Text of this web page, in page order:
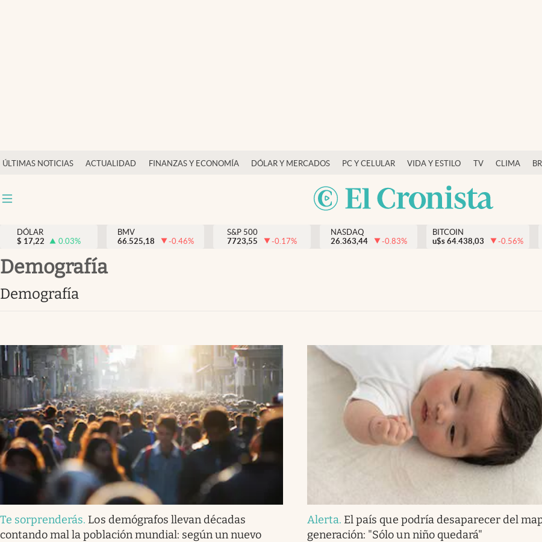
ÚLTIMAS NOTICIAS ACTUALIDAD FINANZAS Y ECONOMÍA DÓLAR Y MERCADOS PC Y CELULAR VIDA Y ESTILO TV CLIMA
Opinión
Vida y estilo
Clima
Espiritualidad
abre en nueva pestaña
DÓLAR
$ 17,22 0.03%
BMV
66.525,18
-0.46%
S&P 500
7723,55
-0.17%
NASDAQ
26.363,44
-0.83%
BITCOIN
u$s 64.438,03 -0.56%
demografía
demografía
Te sorprenderás. Los demógrafos llevan décadas
contando mal la población mundial: según un nuevo
Alerta. El país que podría desaparecer del
generación: "Sólo un niño quedará"